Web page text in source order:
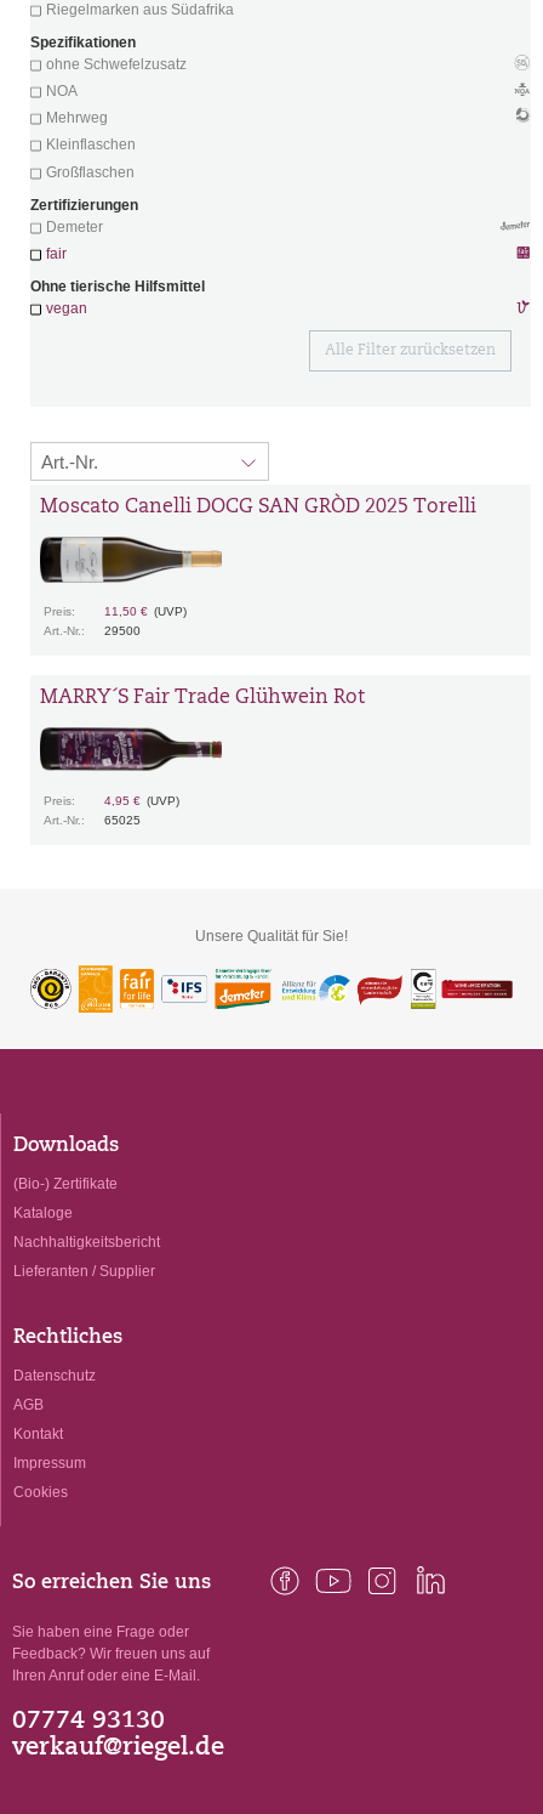
Riegelmarken aus Südafrika
Spezifikationen
ohne Schwefelzusatz
NOA
Mehrweg
Kleinflaschen
Großflaschen
Zertifizierungen
Demeter
fair
Ohne tierische Hilfsmittel
vegan
Alle Filter zurücksetzen
Moscato Canelli DOCG SAN GRÒD 2025 Torelli
Preis: 11,50 € (UVP)
Art.-Nr.:
29500
MARRY´S Fair Trade Glühwein Rot
Preis: 4,95 € (UVP)
Art.-Nr.:
65025
Unsere Qualität für Sie!
So erreichen Sie uns
Sie haben eine Frage oder
Feedback? Wir freuen uns auf
Ihren Anruf oder eine E-Mail.
07774 93130
verkauf@riegel.de
Downloads
(Bio-) Zertifikate
Kataloge
Nachhaltigkeitsbericht
Lieferanten / Supplier
Rechtliches
Datenschutz
AGB
Kontakt
Impressum
Cookies